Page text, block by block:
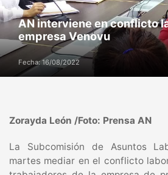
AN interviene en conflicto
empresa Venovu
Fecha: 16/08/2022
Zorayda León /Foto: Prensa AN
La Subcomisión de Asuntos
martes mediar en el conflicto